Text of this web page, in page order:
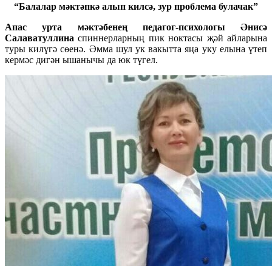
“Балалар мәктәпкә алып килсә, зур проблема булачак”
Апас урта мәктәбенең педагог-психологы Әнисә
Салаватуллина спиннерларның пик ноктасы җәй айларына
туры килүгә сөенә. Әмма шул ук вакытта яңа уку елына үтеп
кермәс дигән ышанычы да юк түгел.